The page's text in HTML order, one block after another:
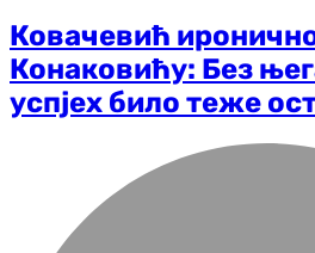
Ковачевић
Конаковићу: Без
успјех било теже